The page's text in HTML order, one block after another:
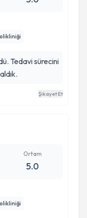
Tedavi sürecini
Şikayet Et
Ortam
5.0